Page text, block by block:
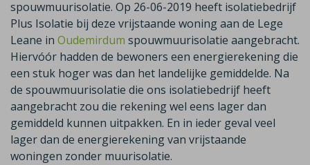
spouwmuurisolatie. Op 26-06-2019 heeft isolatiebedrijf
Plus Isolatie bij deze vrijstaande woning aan de Lege
Leane in Oudemirdum spouwmuurisolatie aangebracht.
Hiervóór hadden de bewoners een energierekening die
een stuk hoger was dan het landelijke gemiddelde. Na
de spouwmuurisolatie die ons isolatiebedrijf heeft
aangebracht zou die rekening wel eens lager dan
gemiddeld kunnen uitpakken. En in ieder geval veel
lager dan de energierekening van vrijstaande
woningen zonder muurisolatie.